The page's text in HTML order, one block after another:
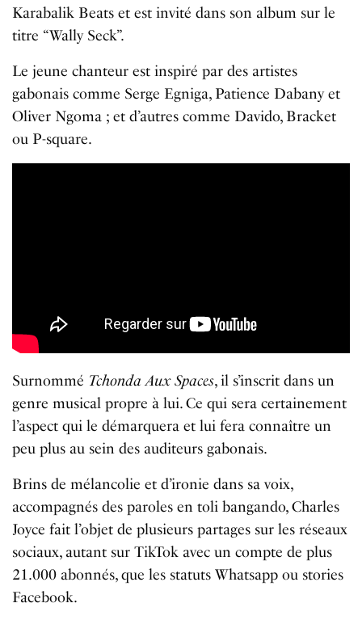
Karabalik Beats et est invité dans son album sur le
titre “Wally Seck”.
Le jeune chanteur est inspiré par des artistes
gabonais comme Serge Egniga, Patience Dabany et
Oliver Ngoma ; et d’autres comme Davido, Bracket
ou P-square.
Surnommé Tchonda Aux Spaces, il s’inscrit dans un
genre musical propre à lui. Ce qui sera certainement
l’aspect qui le démarquera et lui fera connaître un
peu plus au sein des auditeurs gabonais.
Brins de mélancolie et d’ironie dans sa voix,
accompagnés des paroles en toli bangando, Charles
Joyce fait l’objet de plusieurs partages sur les réseaux
sociaux, autant sur TikTok avec un compte de plus
21.000 abonnés, que les statuts Whatsapp ou stories
Facebook.